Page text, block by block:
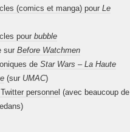
(comics et manga) pour Le
pour bubble
sur Before Watchmen
de Star Wars – La Haute
(sur UMAC)
personnel (avec beaucoup de